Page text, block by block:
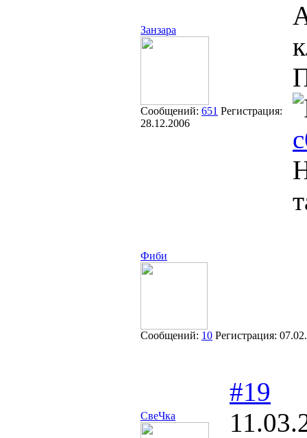
Занзара
Сообщений: 651 Регистрация:
28.12.2006
Фиби
Сообщений: 10 Регистрация:
СвеЧка
#19